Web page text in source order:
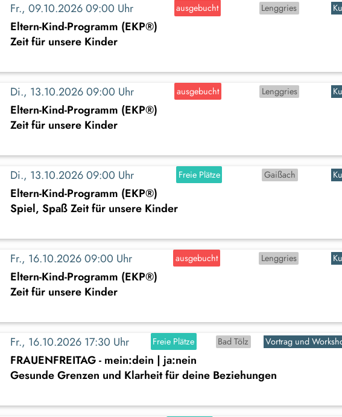
Fr., 09.10.2026 09:00 Uhr ausgebucht Lenggries
Eltern-Kind-Programm (EKP®)
Zeit für unsere Kinder
Di., 13.10.2026 09:00 Uhr ausgebucht Lenggries
Eltern-Kind-Programm (EKP®)
Zeit für unsere Kinder
Di., 13.10.2026 09:00 Uhr Freie Plätze Gaißach
Eltern-Kind-Programm (EKP®)
Spiel, Spaß Zeit für unsere Kinder
Fr., 16.10.2026 09:00 Uhr ausgebucht Lenggries
Eltern-Kind-Programm (EKP®)
Zeit für unsere Kinder
Fr., 16.10.2026 17:30 Uhr Freie Plätze Bad Tölz Vortrag und
FRAUENFREITAG - mein:dein | ja:nein
Gesunde Grenzen und Klarheit für deine Beziehungen